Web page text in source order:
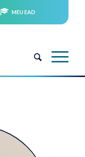
MEU EAD